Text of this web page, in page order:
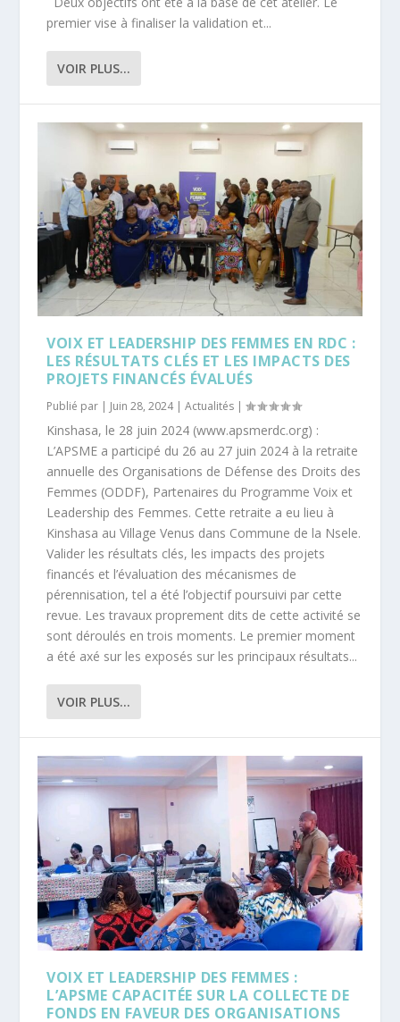
premier vise à finaliser la validation et...
VOIR PLUS...
VOIX ET LEADERSHIP DES FEMMES EN RDC :
LES RÉSULTATS CLÉS ET LES IMPACTS DES
PROJETS FINANCÉS ÉVALUÉS
Publié par | Juin 28, 2024|Actualités |
Kinshasa, le 28 juin 2024 (www.apsmerdc.org) :
L’APSME a participé du 26 au 27 juin 2024 à la retraite
annuelle des Organisations de Défense des Droits des
Femmes (ODDF), Partenaires du Programme Voix et
Leadership des Femmes. Cette retraite a eu lieu à
Kinshasa au Village Venus dans Commune de la Nsele.
Valider les résultats clés, les impacts des projets
financés et l’évaluation des mécanismes de
pérennisation, tel a été l’objectif poursuivi par cette
revue. Les travaux proprement dits de cette activité se
sont déroulés en trois moments. Le premier moment
a été axé sur les exposés sur les principaux résultats...
VOIR PLUS...
VOIX ET LEADERSHIP DES FEMMES :
L’APSME CAPACITÉE SUR LA COLLECTE DE
FONDS EN FAVEUR DES ORGANISATIONS